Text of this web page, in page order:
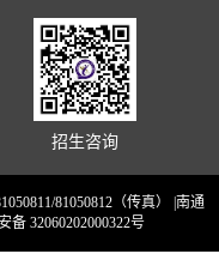
招生咨询
81050812（传真） |南通
备 32060202000322号